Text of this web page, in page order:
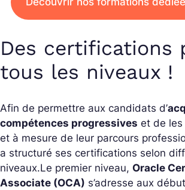
Des certifications
tous les niveaux !
Afin de permettre aux candidats d’
compétences progressives et de
et à mesure de leur parcours
a structuré ses certifications selon
niveaux.Le premier niveau, Oracle
Associate (OCA) s’adresse aux